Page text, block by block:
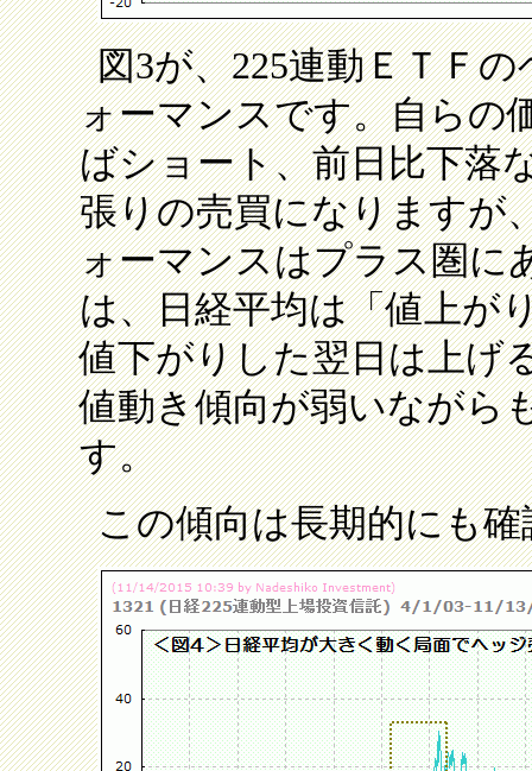
図3が、225連動ＥＴＦ
ォーマンスです。自らの
ばショート、前日比下落
張りの売買になりますが
ォーマンスはプラス圏に
は、日経平均は「値上が
値下がりした翌日は上げ
値動き傾向が弱いながら
す。
この傾向は長期的にも